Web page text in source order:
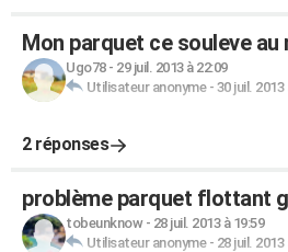
Mon parquet ce souleve au
Ugo78- 29 juil. 2013 à 22:09
Utilisateur anonyme- 30 juil. 2013
2 réponses
problème parquet flottant
tobeunknow- 28 juil. 2013 à 19:59
Utilisateur anonyme- 28 juil. 2013